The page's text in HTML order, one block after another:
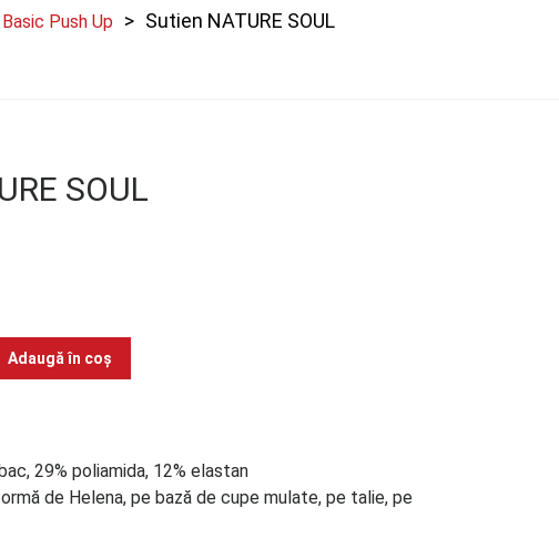
Push Up Sutien NATURE SOUL
SOUL
Adaugă în coș
29% poliamida, 12% elastan
de Helena, pe bază de cupe mulate, pe talie, pe